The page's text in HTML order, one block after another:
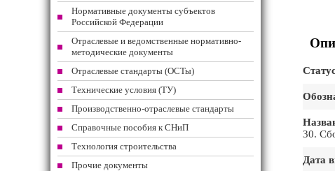
30.
Дата
Нормативные документы субъектов
Российской Федерации
Отраслевые и ведомственные нормативно-
методические документы
Отраслевые стандарты (ОСТы)
Технические условия (ТУ)
Производственно-отраслевые стандарты
Справочные пособия к СНиП
Технология строительства
Прочие документы